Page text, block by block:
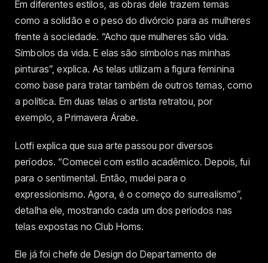
Em diferentes estilos, as obras dele trazem temas
como a solidão e o peso do divórcio para as mulheres
frente à sociedade. “Acho que mulheres são vida.
Símbolos da vida. E elas são símbolos nas minhas
pinturas”, explica. As telas utilizam a figura feminina
como base para tratar também de outros temas, como
a política. Em duas telas o artista retratou, por
exemplo, a Primavera Árabe.
Lotfi explica que sua arte passou por diversos
períodos. “Comecei com estilo acadêmico. Depois, fui
para o sentimental. Então, mudei para o
expressionismo. Agora, é o começo do surrealismo”,
detalha ele, mostrando cada um dos períodos nas
telas expostas no Club Homs.
Ele já foi chefe de Design do Departamento de